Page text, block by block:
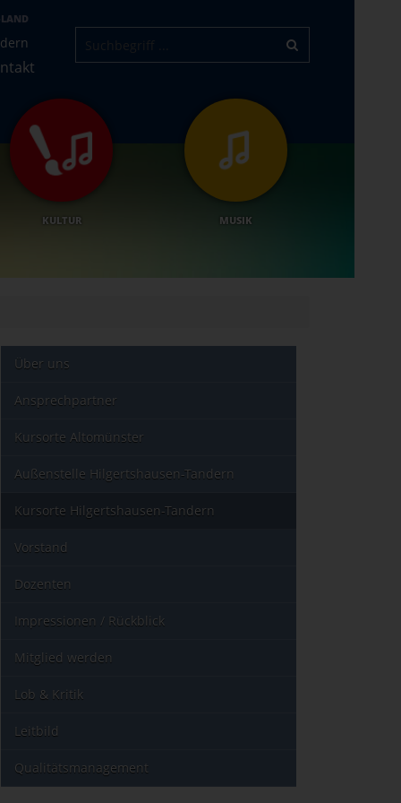
KULTUR MUSIK
Über uns
Ansprechpartner
Kursorte Altomünster
Außenstelle Hilgertshausen-Tandern
Kursorte Hilgertshausen-Tandern
Vorstand
Dozenten
Impressionen / Rückblick
Mitglied werden
Lob & Kritik
Leitbild
Qualitätsmanagement